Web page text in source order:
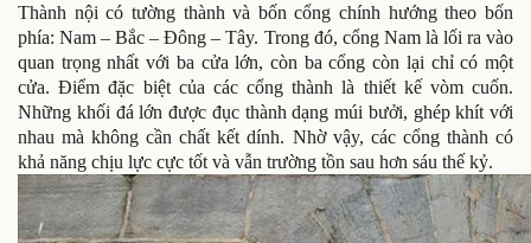
Thành nội có tường thành và bốn cổng chính hướng theo bốn
phía: Nam – Bắc – Đông – Tây. Trong đó, cổng Nam là lối ra vào
quan trọng nhất với ba cửa lớn, còn ba cổng còn lại chỉ có một
cửa. Điểm đặc biệt của các cổng thành là thiết kế vòm cuốn.
Những khối đá lớn được đục thành dạng múi bưởi, ghép khít với
nhau mà không cần chất kết dính. Nhờ vậy, các cổng thành có
khả năng chịu lực cực tốt và vẫn trường tồn sau hơn sáu thế kỷ.